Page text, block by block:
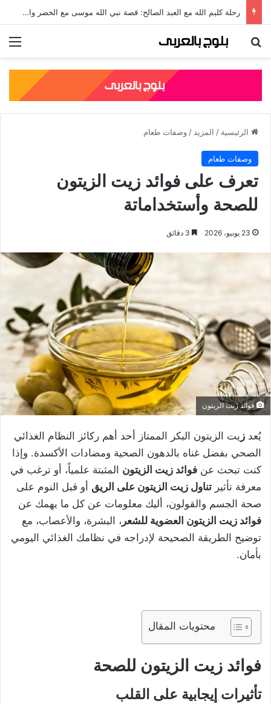
جلال الدين الرومي: قصته، نسبه، وأشهر مؤلفاته الصوفية
بحث عن
الرئيسية / المزيد / وصفات طعام
وصفات طعام
تعرف على فوائد زيت الزيتون
للصحة وأستخداماتة
23 يونيو، 2026
فوائد زيت الزيتون
يُعد ز يت الزيتون البكر الممتاز أحد أهم ركائز النظام الغذائي
الصحي بفضل غناه بالدهون الصحية ومضادات الأكسدة. وإذا
كنت تبحث عن فوائد زيت الزيتون المثبتة علمياً، أو ترغب في
معرفة تأثير تناول زيت الزيتون على الريق أو قبل النوم على
صحة الجسم والقولون، أليك معلومات عن كل ما يهمك عن
فوائد زيت الزيتون العضوية للشعر ، البشرة، والأعصاب، مع
توضيح الطريقة الصحيحة لإدراجه في نظامك الغذائي اليومي
بأمان.
محتويات المقال
فوائد زيت الزيتون للصحة
تأثيرات إيجابية على القلب